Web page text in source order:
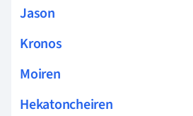
Jason
Kronos
Moiren
Hekatoncheiren